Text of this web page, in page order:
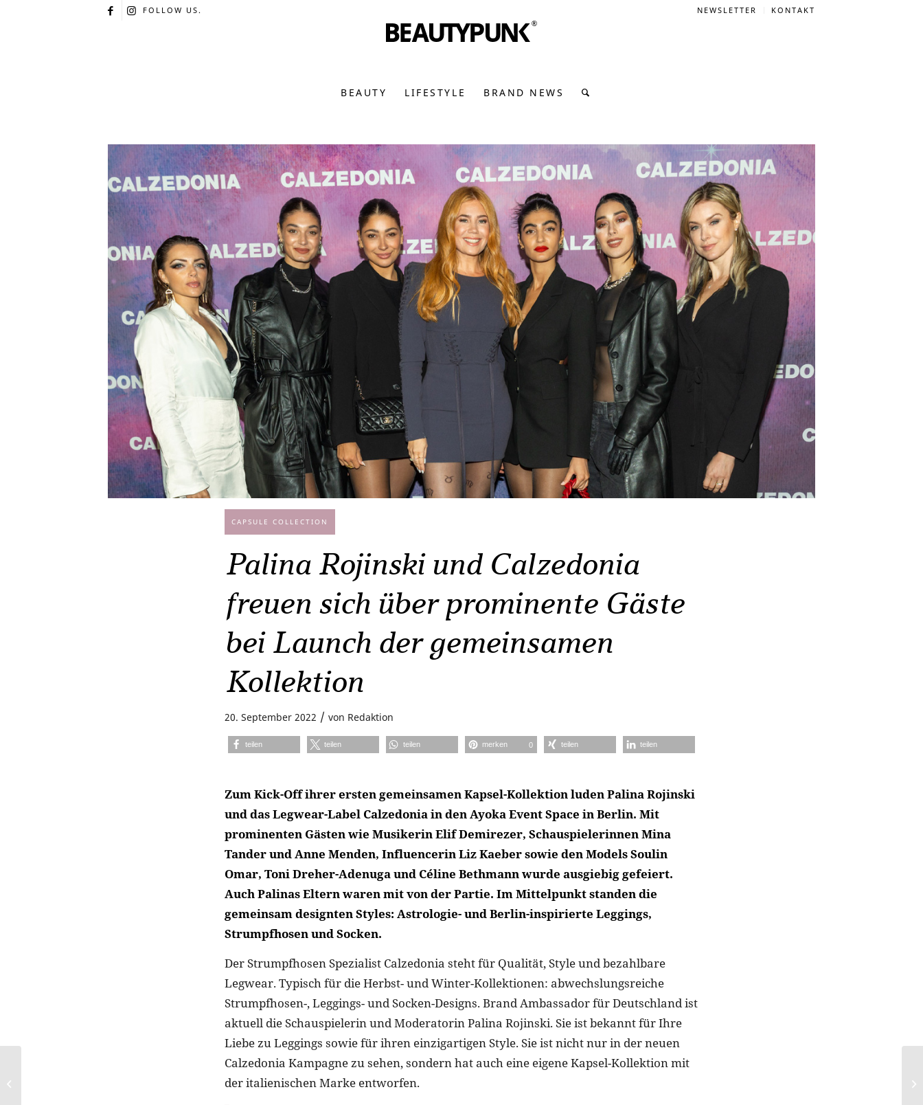
NEWSLETTER KONTAKT
FOLLOW US.
BEAUTY LIFESTYLE BRAND NEWS
CAPSULE COLLECTION
Palina Rojinski und Calzedonia
freuen sich über prominente Gäste
bei Launch der gemeinsamen
Kollektion
20. September 2022 / von Redaktion
teilen teilen teilen merken 0 teilen teilen
Zum Kick-Off ihrer ersten gemeinsamen Kapsel-Kollektion luden Palina Rojinski
und das Legwear-Label Calzedonia in den Ayoka Event Space in Berlin. Mit
prominenten Gästen wie Musikerin Elif Demirezer, Schauspielerinnen Mina
Tander und Anne Menden, Influencerin Liz Kaeber sowie den Models Soulin
Omar, Toni Dreher-Adenuga und Céline Bethmann wurde ausgiebig gefeiert.
Auch Palinas Eltern waren mit von der Partie. Im Mittelpunkt standen die
gemeinsam designten Styles: Astrologie- und Berlin-inspirierte Leggings,
Strumpfhosen und Socken.
Der Strumpfhosen Spezialist Calzedonia steht für Qualität, Style und bezahlbare
Legwear. Typisch für die Herbst- und Winter-Kollektionen: abwechslungsreiche
Strumpfhosen-, Leggings- und Socken-Designs. Brand Ambassador für Deutschland ist
aktuell die Schauspielerin und Moderatorin Palina Rojinski. Sie ist bekannt für Ihre
Liebe zu Leggings sowie für ihren einzigartigen Style. Sie ist nicht nur in der neuen
Calzedonia Kampagne zu sehen, sondern hat auch eine eigene Kapsel-Kollektion mit
der italienischen Marke entworfen.